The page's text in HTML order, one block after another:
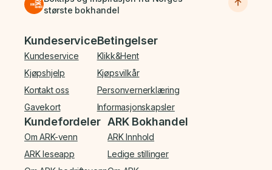
største bokhandel
Bunnmeny
Kundeservice
Kundeservice
Kjøpshjelp
Kontakt oss
Gavekort
Betingelser
Klikk&Hent
Kjøpsvilkår
Personvernerklæring
Informasjonskapsler
Kundefordeler
Om ARK-venn
ARK leseapp
ARK Bokhandel
ARK Innhold
Ledige stillinger